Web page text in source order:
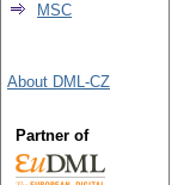
MSC
About DML-CZ
Partner of